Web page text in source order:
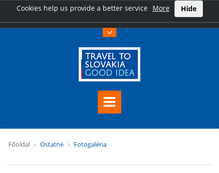
Cookies help us provide a better service More Hide
Főoldal Ostatné Fotogaléria